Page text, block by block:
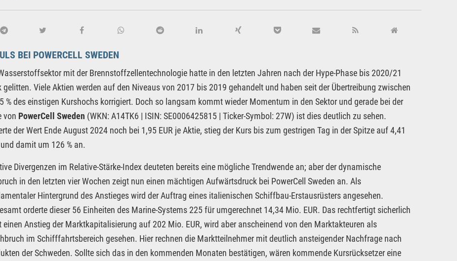
BEI POWERCELL SWEDEN
mit der Brennstoffzellentechnologie hatte in den letzten Jahren nach der Hype-Phase bis 2020/21
gelitten. Viele Aktien werden auf den Niveaus von 2017 bis 2019 gehandelt und haben seit der Übertreibung zwischen
% des einstigen Kurshochs korrigiert. Doch so langsam kommt wieder Momentum in den Sektor und gerade bei der
von PowerCell Sweden (WKN: A14TK6 | ISIN: SE0006425815 | Ticker-Symbol: 27W) ist dies deutlich zu sehen.
der Wert Ende August 2024 noch bei 1,95 EUR je Aktie, stieg der Kurs bis zum gestrigen Tag in der Spitze auf 4,41
und damit um 126 % an.
Divergenzen im Relative-Stärke-Index deuteten bereits eine mögliche Trendwende an; aber der dynamische
in den letzten vier Wochen zeigt nun einen mächtigen Aufwärtsdruck bei PowerCell Sweden an. Als
Hintergrund des Anstieges wird der Auftrag eines italienischen Schiffbau-Erstausrüsters angesehen.
orderte dieser 56 Einheiten des Marine-Systems 225 für umgerechnet 14,34 Mio. EUR. Das rechtfertigt sicherlich
einen Anstieg der Marktkapitalisierung auf 202 Mio. EUR, wird aber anscheinend von den Marktakteuren als
im Schifffahrtsbereich gesehen. Hier rechnen die Marktteilnehmer mit deutlich ansteigender Nachfrage nach
der Schweden. Sollte sich das in den kommenden Monaten bestätigen, wären kommende Kursrücksetzer eine